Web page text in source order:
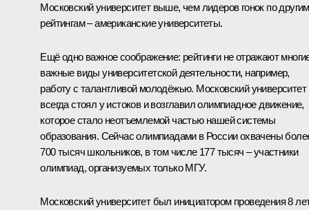
Московский университет выше, чем лидеров гонок по другим
рейтингам – американские университеты.
Ещё одно важное соображение: рейтинги не отражают
важные виды университетской деятельности, например,
работу с талантливой молодёжью. Московский университет
всегда стоял у истоков и возглавил олимпиадное движение,
которое стало неотъемлемой частью нашей системы
образования. Сейчас олимпиадами в России охвачены
700 тысяч школьников, в том числе 177 тысяч – участники
олимпиад, организуемых только МГУ.
Московский университет был инициатором проведения 8